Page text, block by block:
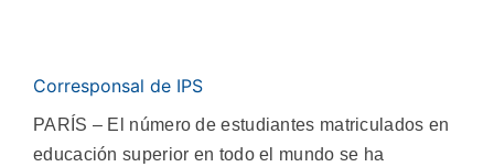
Corresponsal de IPS
PARÍS – El número de estudiantes matriculados en
educación superior en todo el mundo se ha